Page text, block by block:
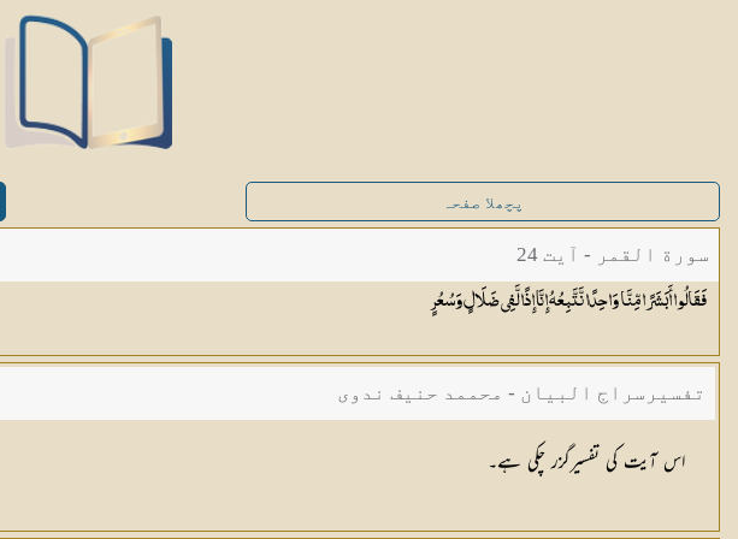
پچھلا صفحہ
سورة القمر - آیت 24
فَقَالُوا أَبَشَرًا مِّنَّا وَاحِدًا نَّتَّبِعُهُ إِنَّا إِذًا لَّفِي ضَلَالٍوَسُعُرٍ
تفسیرسراج البیان - محممد حنیف ندوی
اس آیت کی تفسیرگزر چکی ہے۔